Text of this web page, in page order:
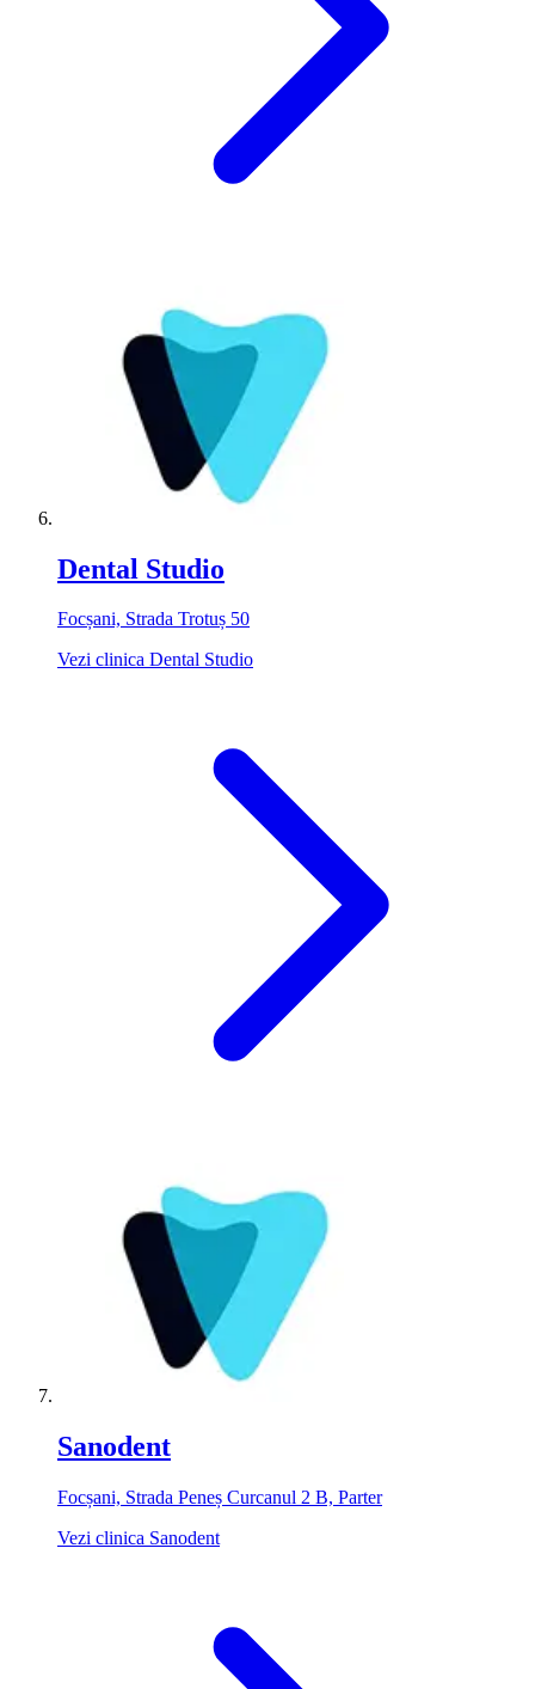
Dental Studio
Focșani, Strada Trotuș 50
Vezi clinica Dental Studio
Sanodent
Focșani, Strada Peneș Curcanul 2 B, Parter
Vezi clinica Sanodent